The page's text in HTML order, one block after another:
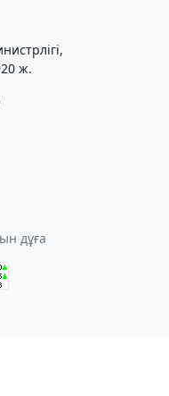
ж.
дұға